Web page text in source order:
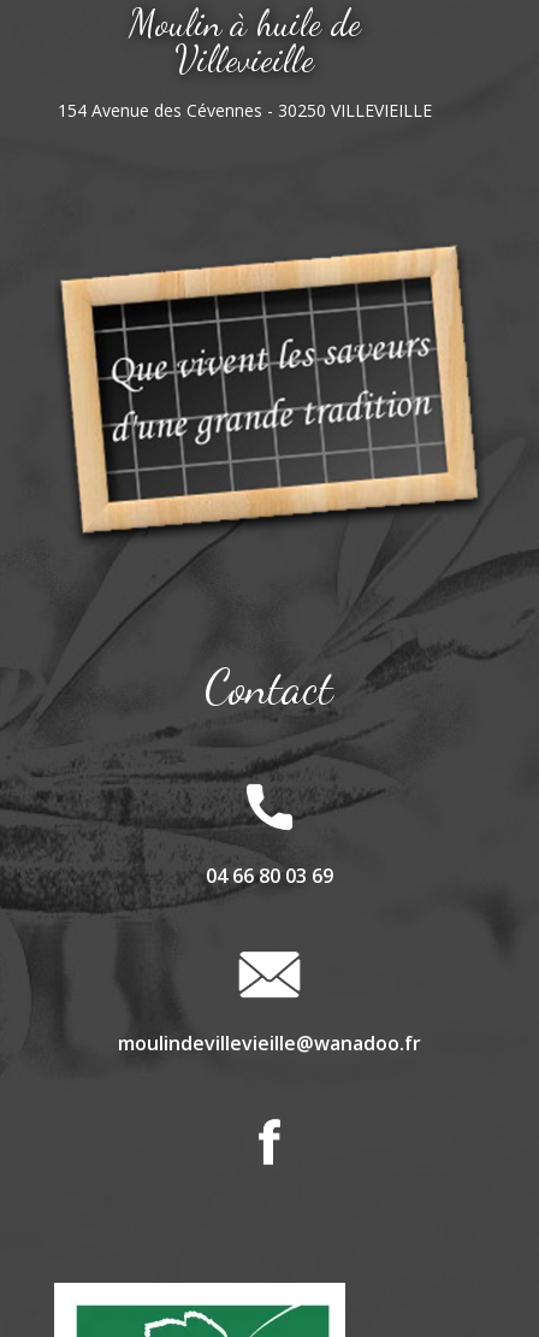
Moulin à huile de
Villevieille
154 Avenue des Cévennes - 30250 VILLEVIEILLE
Contact
04 66 80 03 69
moulindevillevieille@wanadoo.fr